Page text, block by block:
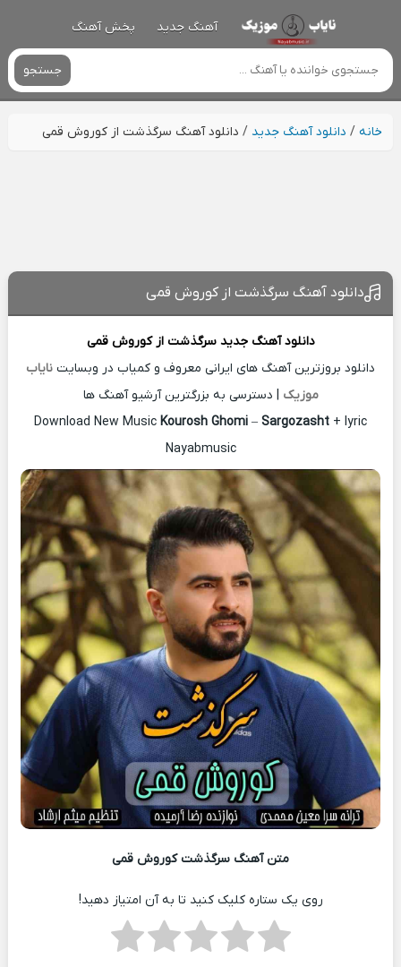
آهنگ جدید پخش آهنگ
جستجو
خانه/ دانلود آهنگ جدید / دانلود آهنگ سرگذشت از کوروش قمی
دانلود آهنگ سرگذشت از کوروش قمی
دانلود آهنگ جدید سرگذشت ازکوروش قمی
دانلود بروزترین آهنگ های ایرانی معروف و کمیاب در وبسایت نایاب
موزیک | دسترسی به بزرگترین آرشیو آهنگ ها
Download New Music Kourosh Ghomi – Sargozasht + lyric
Nayabmusic
متن آهنگ سرگذشت کوروش قمی
روی یک ستاره کلیک کنید تا به آن امتیاز دهید!